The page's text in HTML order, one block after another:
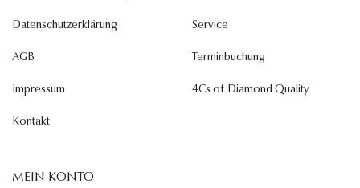
Datenschutzerklärung
AGB
Impressum
Kontakt
Service
Terminbuchung
4Cs of Diamond Quality
MEIN KONTO